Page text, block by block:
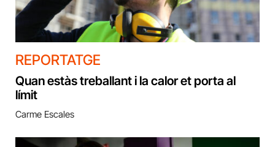
REPORTATGE
Quan estàs treballant i la calor et porta al
límit
Carme Escales